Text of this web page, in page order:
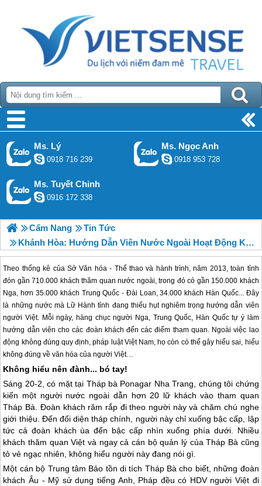
Ms. Lý
0918 716 239
Ms. Ngọc Anh
0918 953 728
Ms. Tuyết Chinh
0916 172 338
Cẩm Nang
Tin Tức
Khánh Hòa: Hướng Dẫn Viên Nước Ngoài Hoạt Động Không Phép
Theo thống kê của Sở Văn hóa - Thể thao và hành trình, năm 2013, toàn tỉnh
đón gần 710.000 khách thăm quan nước ngoài, trong đó có gần 150.000 khách
Nga, hơn 35.000 khách Trung Quốc - Đài Loan, 34.000 khách Hàn Quốc... Đây
là những nước mà Lữ Hành tỉnh đang thiếu hụt nghiêm trọng hướng dẫn viên
người Việt. Mỗi ngày, hàng chục người Nga, Trung Quốc, Hàn Quốc tự ý làm
hướng dẫn viên cho các đoàn khách đến các điểm tham quan. Ngoài việc lao
động không đúng quy định, pháp luật Việt Nam, họ còn có thể gây hiểu sai, hiểu
không đúng về văn hóa của người Việt…
Không hiểu nên đành... bó tay!
Sáng 20-2, có mặt tại Tháp bà Ponagar Nha Trang, chúng tôi chứng
kiến một người nước ngoài dẫn hơn 20 lữ khách vào tham quan
Tháp Bà. Đoàn khách răm rắp đi theo người này và chăm chú nghe
giới thiệu. Đến đối diện tháp chính, người này chỉ xuống bậc cấp, lập
tức cả đoàn khách ùa đến bậc cấp nhìn xuống phía dưới. Nhiều
khách thăm quan Việt và ngay cả cán bộ quản lý của Tháp Bà cũng
tỏ vẻ ngạc nhiên, không hiểu người này đang nói gì.
Một cán bộ Trung tâm Bảo tồn di tích Tháp Bà cho biết, những đoàn
khách Âu - Mỹ sử dụng tiếng Anh, Pháp đều có HDV người Việt đi